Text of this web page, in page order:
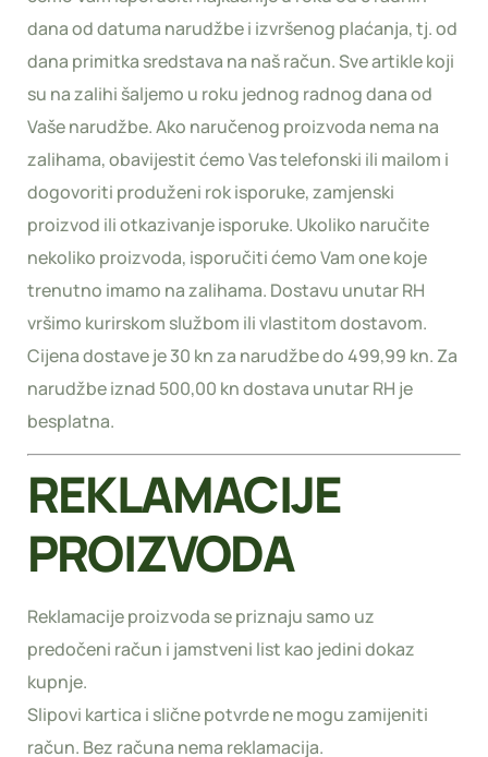
dana od datuma narudžbe i izvršenog plaćanja, tj. od
dana primitka sredstava na naš račun. Sve artikle koji
su na zalihi šaljemo u roku jednog radnog dana od
Vaše narudžbe. Ako naručenog proizvoda nema na
zalihama, obavijestit ćemo Vas telefonski ili mailom i
dogovoriti produženi rok isporuke, zamjenski
proizvod ili otkazivanje isporuke. Ukoliko naručite
nekoliko proizvoda, isporučiti ćemo Vam one koje
trenutno imamo na zalihama. Dostavu unutar RH
vršimo kurirskom službom ili vlastitom dostavom.
Cijena dostave je 30 kn za narudžbe do 499,99 kn. Za
narudžbe iznad 500,00 kn dostava unutar RH je
besplatna.
REKLAMACIJE
PROIZVODA
Reklamacije proizvoda se priznaju samo uz
predočeni račun i jamstveni list kao jedini dokaz
kupnje.
Slipovi kartica i slične potvrde ne mogu zamijeniti
račun. Bez računa nema reklamacija.